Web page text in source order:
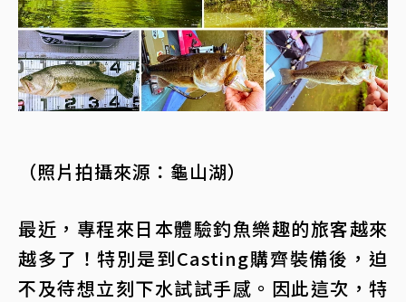
（照片拍攝來源：龜山湖）
最近，專程來日本體驗釣魚樂趣的旅客越來
越多了！特別是到Casting購齊裝備後，迫
不及待想立刻下水試試手感。因此這次，特